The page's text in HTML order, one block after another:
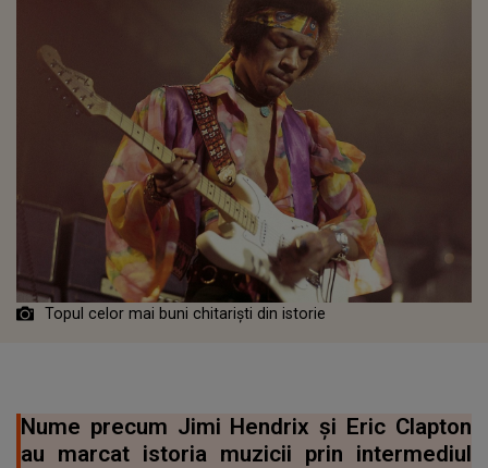
Topul celor mai buni chitariști din istorie
Nume precum Jimi Hendrix și Eric Clapton
au marcat istoria muzicii prin intermediul